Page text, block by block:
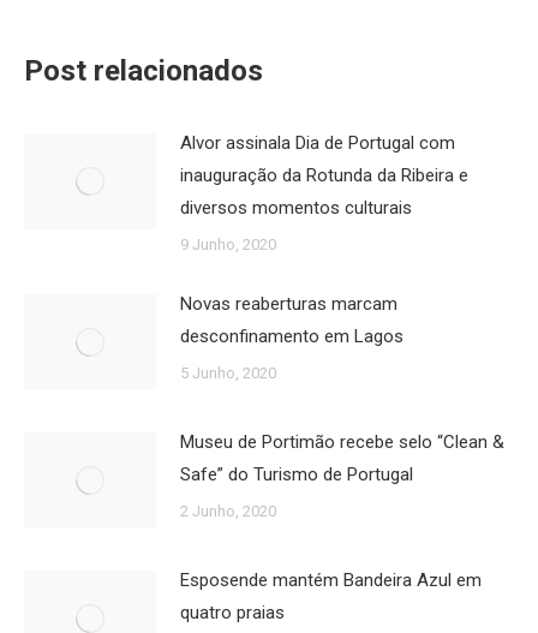
Post relacionados
Alvor assinala Dia de Portugal com
inauguração da Rotunda da Ribeira e
diversos momentos culturais
9 Junho, 2020
Novas reaberturas marcam
desconfinamento em Lagos
5 Junho, 2020
Museu de Portimão recebe selo “Clean &
Safe” do Turismo de Portugal
2 Junho, 2020
Esposende mantém Bandeira Azul em
quatro praias